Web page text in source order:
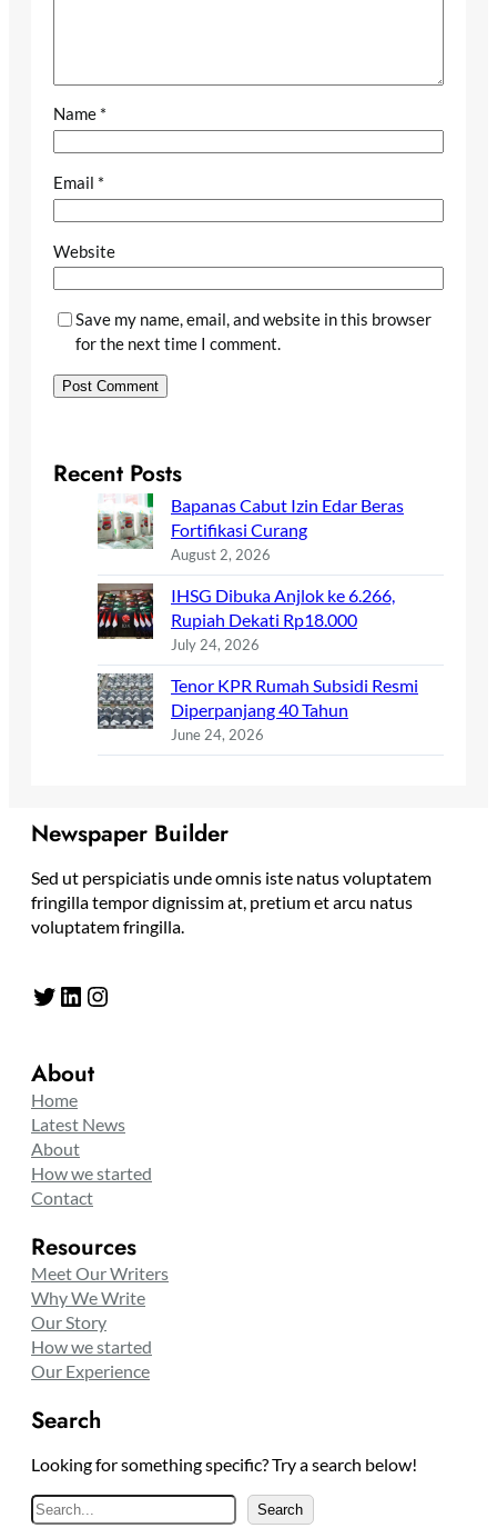
Name *
Email *
Website
Save my name, email, and website in this browser
for the next time I comment.
Recent Posts
Bapanas Cabut Izin Edar Beras
Fortifikasi Curang
August 2, 2026
IHSG Dibuka Anjlok ke 6.266,
Rupiah Dekati Rp18.000
July 24, 2026
Tenor KPR Rumah Subsidi Resmi
Diperpanjang 40 Tahun
June 24, 2026
Newspaper Builder
Sed ut perspiciatis unde omnis iste natus voluptatem
fringilla tempor dignissim at, pretium et arcu natus
voluptatem fringilla.
Twitter LinkedIn Instagram
About
Home
Latest News
About
How we started
Contact
Resources
Meet Our Writers
Why We Write
Our Story
How we started
Our Experience
Search
Looking for something specific? Try a search below!
S
e
Search